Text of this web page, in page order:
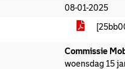
08-01-2025
Commissie
woensdag 15